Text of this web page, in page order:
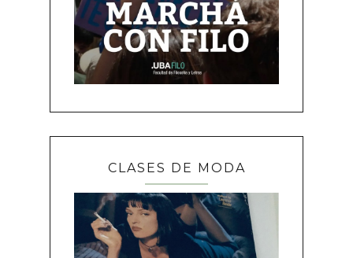
CLASES DE MODA